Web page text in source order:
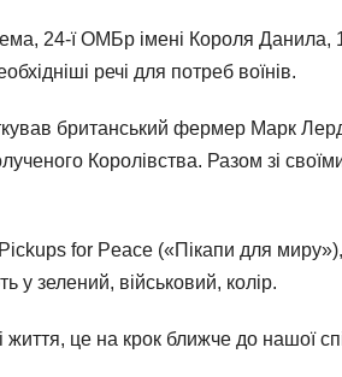
24-ї ОМБр імені Короля Данила,
речі для потреб воїнів.
британський фермер Марк
Королівства. Разом зі
for Peace («Пікапи для
у зелений, військовий, колір.
це на крок ближче до нашої